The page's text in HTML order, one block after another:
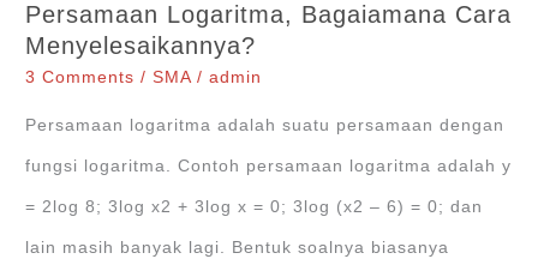
Persamaan Logaritma, Bagaiamana Cara
Menyelesaikannya?
3 Comments /SMA/admin
Persamaan logaritma adalah suatu persamaan dengan
fungsi logaritma. Contoh persamaan logaritma adalah y
= 2log 8; 3log x2 + 3log x = 0; 3log (x2 – 6) = 0; dan
lain masih banyak lagi. Bentuk soalnya biasanya